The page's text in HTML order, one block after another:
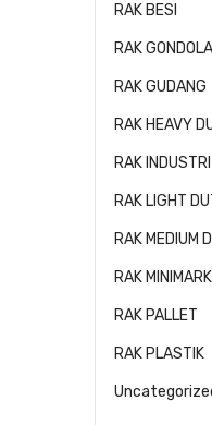
RAK BESI
RAK GONDOLA
RAK GUDANG
RAK HEAVY
RAK INDUSTRI
RAK LIGHT
RAK MEDIUM
RAK
RAK PALLET
RAK PLASTIK